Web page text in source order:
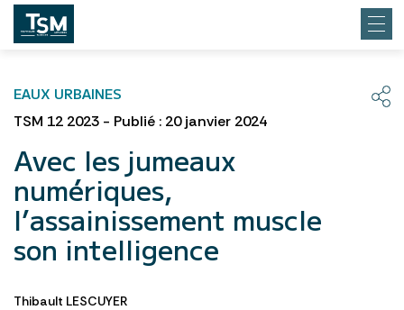
EAUX URBAINES
TSM 12 2023 - Publié : 20 janvier 2024
Avec les jumeaux
numériques,
l’assainissement muscle
son intelligence
Thibault LESCUYER